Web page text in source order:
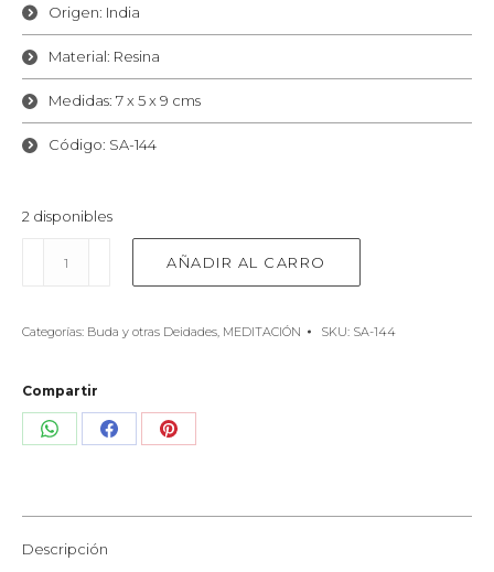
Origen: India
Material: Resina
Medidas: 7 x 5 x 9 cms
Código: SA-144
2 disponibles
AÑADIR AL CARRO
Categorías: Buda y otras Deidades, MEDITACIÓN SKU: SA-144
Compartir
Share Share Share
Descripción